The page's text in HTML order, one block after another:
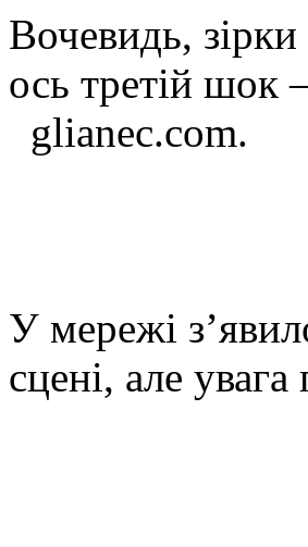
Вочевидь,
ось третій шок
glianec.com.
У мережі
сцені, але